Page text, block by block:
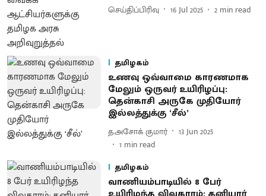
செய்திப்பிரிவு 16 Jul 2025 2 min read
தமிழகம்
உணவு ஒவ்வாமை காரணமாக
மேலும் ஒருவர் உயிரிழப்பு:
தென்காசி அருகே முதியோர்
இல்லத்துக்கு ‘சீல்’
த.அசோக் குமார்
13 Jun 2025
1 min read
தமிழகம்
வாணியம்பாடியில் 8 பேர்